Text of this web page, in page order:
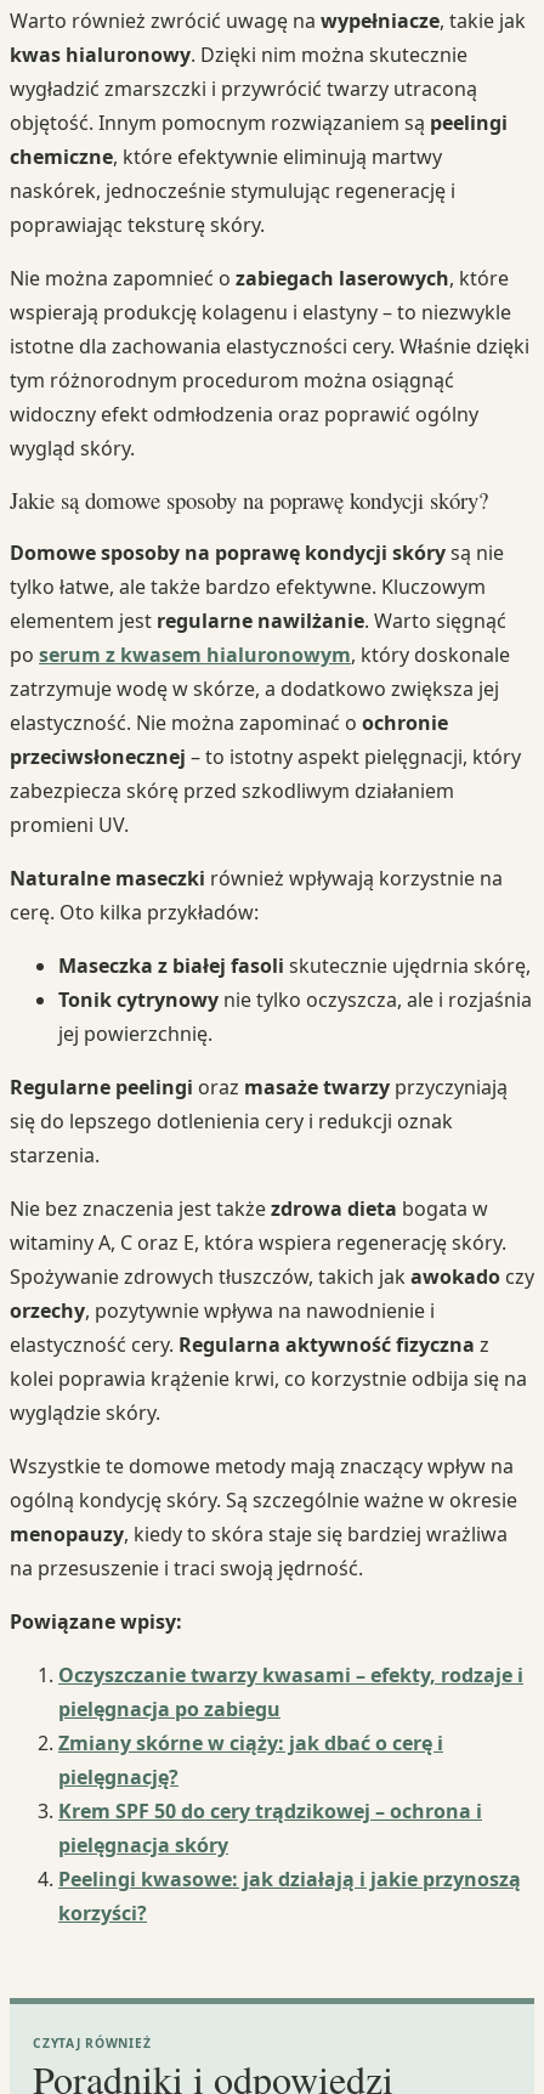
Warto również zwrócić uwagę na wypełniacze, takie jak
kwas hialuronowy. Dzięki nim można skutecznie
wygładzić zmarszczki i przywrócić twarzy utraconą
objętość. Innym pomocnym rozwiązaniem są peelingi
chemiczne, które efektywnie eliminują martwy
naskórek, jednocześnie stymulując regenerację i
poprawiając teksturę skóry.
Nie można zapomnieć o zabiegach laserowych, które
wspierają produkcję kolagenu i elastyny – to niezwykle
istotne dla zachowania elastyczności cery. Właśnie dzięki
tym różnorodnym procedurom można osiągnąć
widoczny efekt odmłodzenia oraz poprawić ogólny
wygląd skóry.
Jakie są domowe sposoby na poprawę kondycji skóry?
Domowe sposoby na poprawę kondycji skórysą nie
tylko łatwe, ale także bardzo efektywne. Kluczowym
elementem jest regularne nawilżanie. Warto sięgnąć
po serum z kwasem hialuronowym, który doskonale
zatrzymuje wodę w skórze, a dodatkowo zwiększa jej
elastyczność. Nie można zapominać o ochronie
przeciwsłonecznej – to istotny aspekt pielęgnacji, który
zabezpiecza skórę przed szkodliwym działaniem
promieni UV.
Naturalne maseczki również wpływają korzystnie na
cerę. Oto kilka przykładów:
Maseczka z białej fasoli skutecznie ujędrnia skórę,
Tonik cytrynowy nie tylko oczyszcza, ale i rozjaśnia
jej powierzchnię.
Regularne peelingi oraz masaże twarzy przyczyniają
się do lepszego dotlenienia cery i redukcji oznak
starzenia.
Nie bez znaczenia jest takżezdrowa dieta bogata w
witaminy A, C oraz E, która wspiera regenerację skóry.
Spożywanie zdrowych tłuszczów, takich jak awokado czy
orzechy, pozytywnie wpływa na nawodnienie i
elastyczność cery. Regularna aktywność fizyczna z
kolei poprawia krążenie krwi, co korzystnie odbija się na
wyglądzie skóry.
Wszystkie te domowe metody mają znaczący wpływ na
ogólną kondycję skóry. Są szczególnie ważne w okresie
menopauzy, kiedy to skóra staje się bardziej wrażliwa
na przesuszenie i traci swoją jędrność.
Powiązane wpisy:
Oczyszczanie twarzy kwasami – efekty, rodzaje i
pielęgnacja po zabiegu
Zmiany skórne w ciąży: jak dbać o cerę i
pielęgnację?
Krem SPF 50 do cery trądzikowej – ochrona i
pielęgnacja skóry
Peelingi kwasowe: jak działają i jakie przynoszą
korzyści?
CZYTAJ RÓWNIEŻ
Poradniki i odpowiedzi